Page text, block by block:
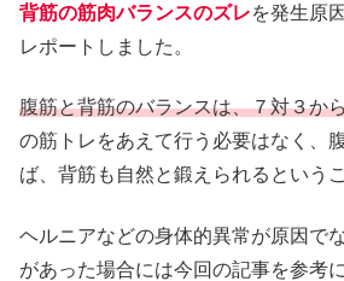
背筋の筋肉バランスのズレを発生原
レポートしました。
腹筋と背筋のバランスは、７対３か
の筋トレをあえて行う必要はなく、
ば、背筋も自然と鍛えられるという
ヘルニアなどの身体的異常が原因で
があった場合には今回の記事を参考